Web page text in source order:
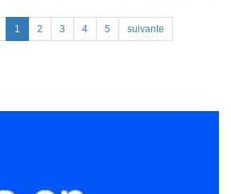
1 2 3 4 5 suivante